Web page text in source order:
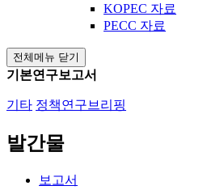
KOPEC 자료
PECC 자료
전체메뉴 닫기
기본연구보고서
기타 정책연구브리핑
발간물
보고서